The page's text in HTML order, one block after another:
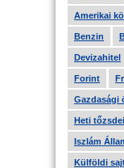
Amerikai
Benzin
Devizahitel
Forint
Gazdasági
Heti
Iszlám
Külföldi